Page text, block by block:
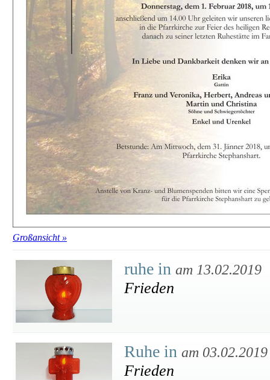
Großansicht »
ruhe in am 13.02.2019
Frieden
Ruhe in am 03.02.2019
Frieden